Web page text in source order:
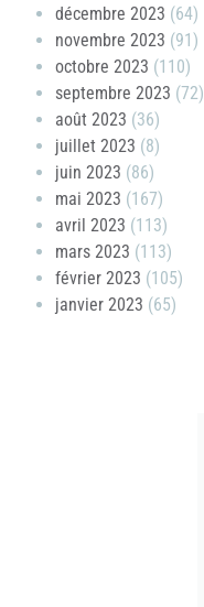
décembre 2023 (64)
novembre 2023 (91)
octobre 2023 (110)
septembre 2023 (72)
août 2023 (36)
juillet 2023 (8)
juin 2023 (86)
mai 2023 (167)
avril 2023 (113)
mars 2023 (113)
février 2023 (105)
janvier 2023 (65)